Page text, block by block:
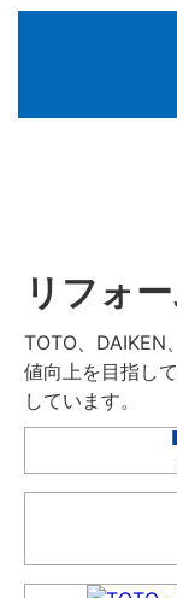
リフォ
TOTO、DAIKEN
値向上を目指し
しています。